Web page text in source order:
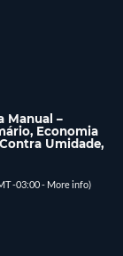
Manual –
Economia
Umidade,
-03:00 - More info)